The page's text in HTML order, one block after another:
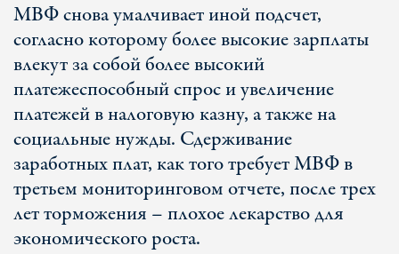
МВФ снова умалчивает иной подсчет,
согласно которому более высокие зарплаты
влекут за собой более высокий
платежеспособный спрос и увеличение
платежей в налоговую казну, а также на
социальные нужды. Сдерживание
заработных плат, как того требует МВФ в
третьем мониторинговом отчете, после трех
лет торможения – плохое лекарство для
экономического роста.